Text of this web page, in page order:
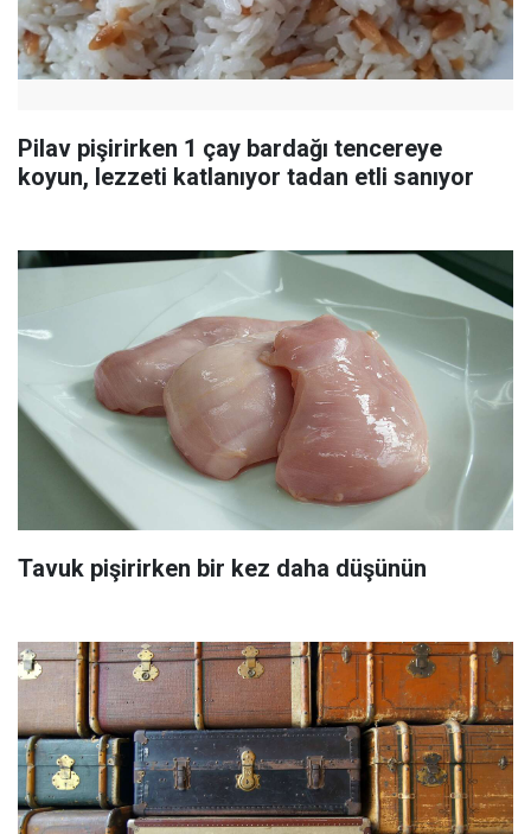
Pilav pişirirken 1 çay bardağı tencereye
koyun, lezzeti katlanıyor tadan etli sanıyor
Tavuk pişirirken bir kez daha düşünün